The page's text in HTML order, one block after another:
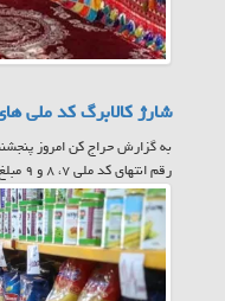
شارژ کالابرگ کد ملی های ۷، ۸
رقم انتهای کد ملی ۷، ۸ و ۹ مبلغ یک میلیون تومان به ازای هر نفر شارژ شد.